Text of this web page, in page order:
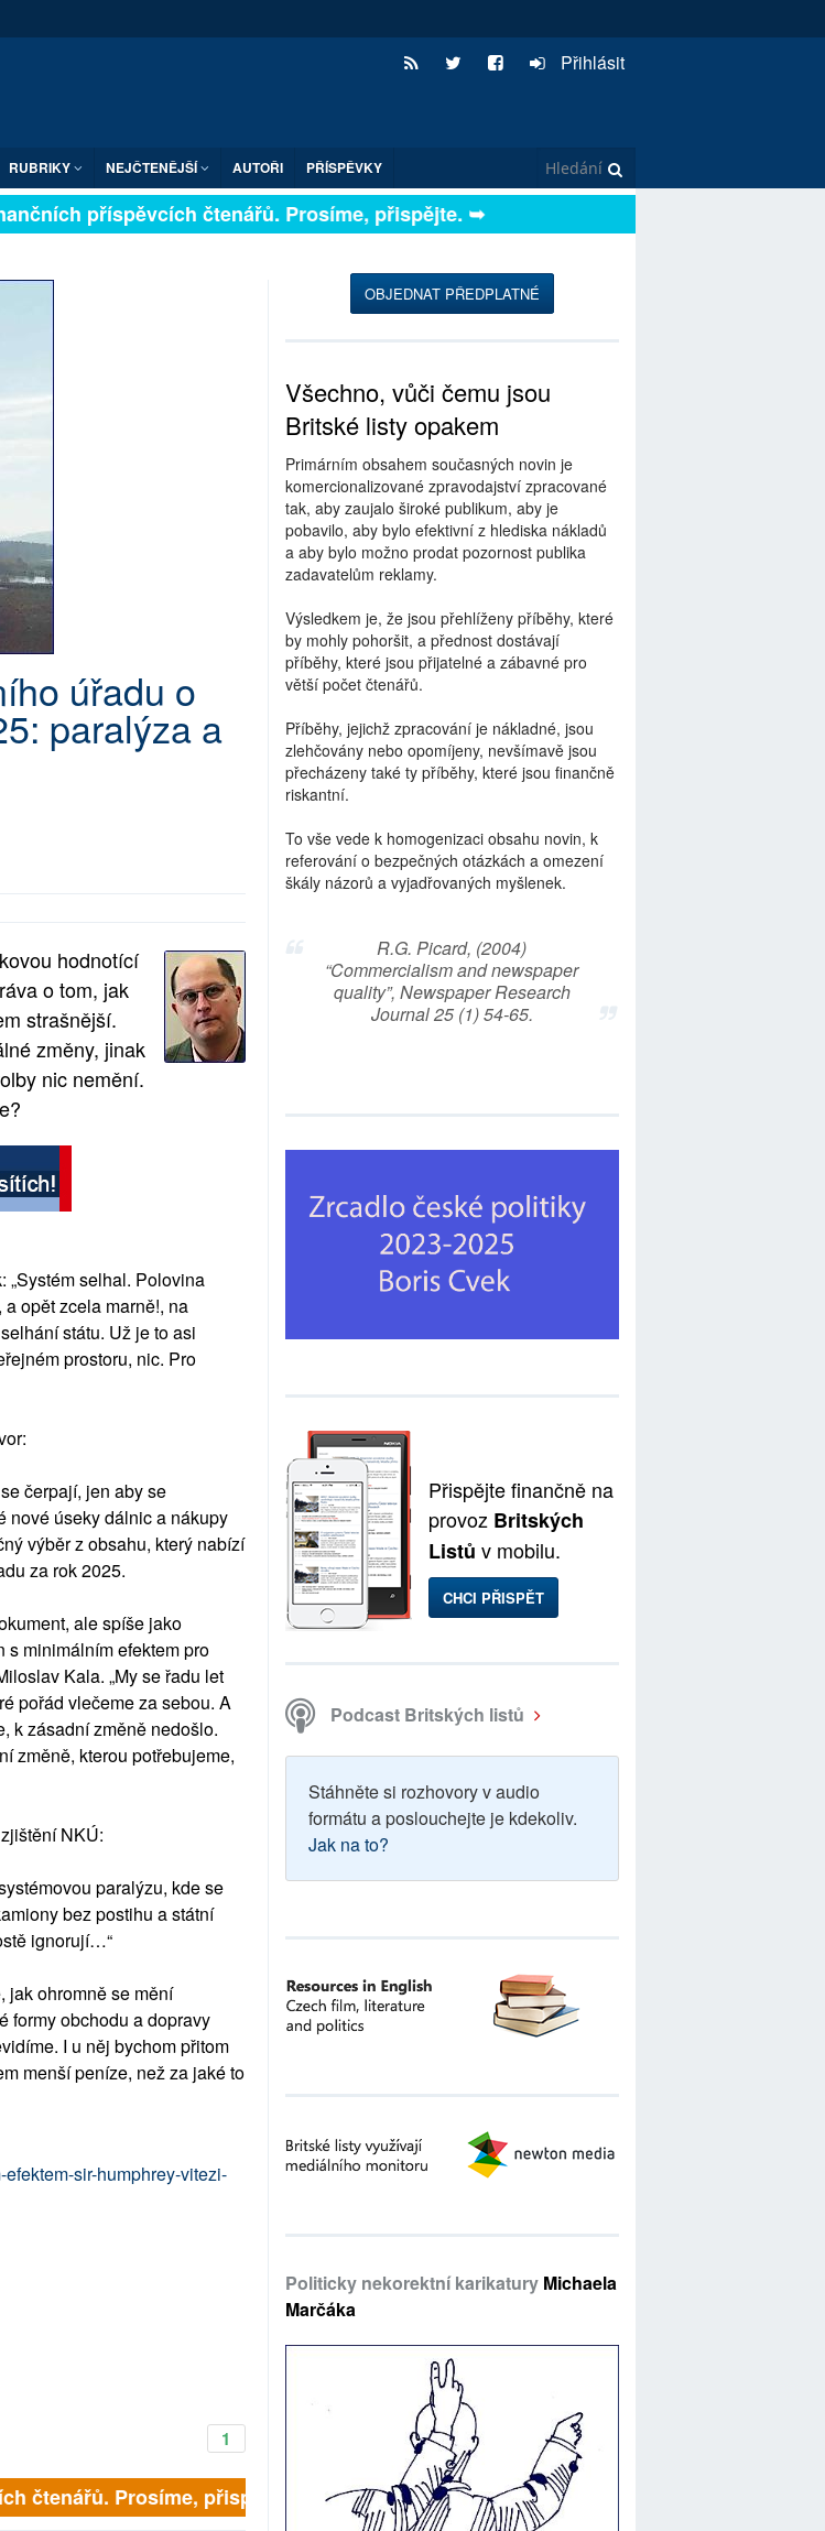
Přihlásit
RUBRIKY NEJČTENĚJŠÍ AUTOŘI PŘÍSPĚVKY
příspěvcích čtenářů. Prosíme, přispějte. ➥
úřadu o
paralýza a
hodnotící
o tom, jak
strašnější.
změny, jinak
nic nemění.
„Systém selhal. Polovina
opět zcela marně!, na
státu. Už je to asi
prostoru, nic. Pro
čerpají, jen aby se
nové úseky dálnic a nákupy
výběr z obsahu, který nabízí
za rok 2025.
ale spíše jako
s minimálním efektem pro
Kala. „My se řadu let
pořád vlečeme za sebou. A
k zásadní změně nedošlo.
změně, kterou potřebujeme,
NKÚ:
paralýzu, kde se
bez postihu a státní
ignorují…“
jak ohromně se mění
formy obchodu a dopravy
I u něj bychom přitom
menší peníze, než za jaké to
sir-humphrey-vitezi-
1
čtenářů. Prosíme, přispějte. ➥
OBJEDNAT PŘEDPLATNÉ
Všechno, vůči čemu jsou
Britské listy opakem
Primárním obsahem současných novin je
komercionalizované zpravodajství zpracované
tak, aby zaujalo široké publikum, aby je
pobavilo, aby bylo efektivní z hlediska nákladů
a aby bylo možno prodat pozornost publika
zadavatelům reklamy.
Výsledkem je, že jsou přehlíženy příběhy, které
by mohly pohoršit, a přednost dostávají
příběhy, které jsou přijatelné a zábavné pro
větší počet čtenářů.
Příběhy, jejichž zpracování je nákladné, jsou
zlehčovány nebo opomíjeny, nevšímavě jsou
přecházeny také ty příběhy, které jsou finančně
riskantní.
To vše vede k homogenizaci obsahu novin, k
referování o bezpečných otázkách a omezení
škály názorů a vyjadřovaných myšlenek.
R.G. Picard, (2004)
“Commercialism and newspaper
quality”, Newspaper Research
Journal 25 (1) 54-65.
Přispějte finančně na
provoz Britských
Listů v mobilu.
CHCI PŘISPĚT
Podcast Britských listů
Stáhněte si rozhovory v audio
formátu a poslouchejte je kdekoliv.
Jak na to?
Politicky nekorektní karikatury Michaela
Marčáka